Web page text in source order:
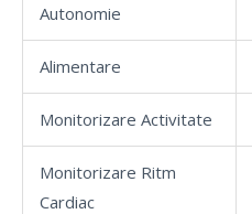
Autonomie
Alimentare
Monitorizare Activitate
Monitorizare Ritm
Cardiac